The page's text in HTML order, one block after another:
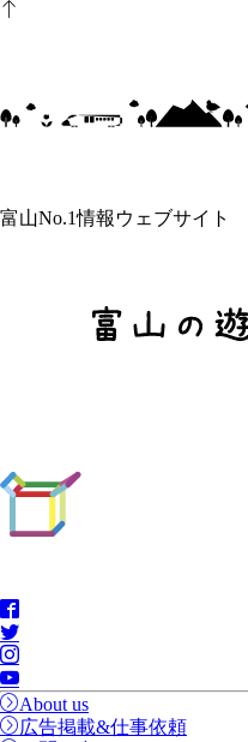
富山No.1情報ウェブサイト
About us
広告掲載&仕事依頼